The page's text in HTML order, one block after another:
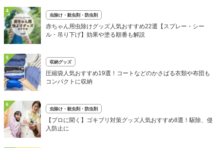
4
虫除け・殺虫剤・防虫剤
赤ちゃん用虫除けグッズ人気おすすめ22選【スプレー・シー
ル・吊り下げ】効果や塗る順番も解説
5
収納グッズ
圧縮袋人気おすすめ19選！コートなどのかさばる衣類や布団も
コンパクトに収納
6
虫除け・殺虫剤・防虫剤
【プロに聞く】ゴキブリ対策グッズ人気おすすめ8選！駆除、侵
入防止に